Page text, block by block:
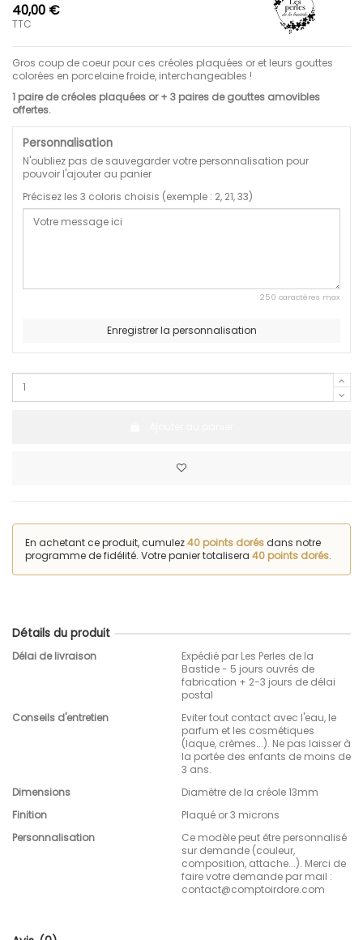
40,00 €
TTC
Gros coup de coeur pour ces créoles plaquées or et leurs gouttes
colorées en porcelaine froide, interchangeables !
1 paire de créoles plaquées or + 3 paires de gouttes amovibles
offertes.
Personnalisation
N'oubliez pas de sauvegarder votre personnalisation pour
pouvoir l'ajouter au panier
Précisez les 3 coloris choisis (exemple : 2, 21, 33)
250 caractères max
Enregistrer la personnalisation
En achetant ce produit, cumulez40 points dorésdans notre
programme de fidélité. Votre panier totalisera 40 points dorés.
Détails du produit
Délai de livraison
Expédié par Les Perles de la
Bastide - 5 jours ouvrés de
fabrication + 2-3 jours de délai
postal
Conseils d'entretien
Eviter tout contact avec l'eau, le
parfum et les cosmétiques
(laque, crèmes...). Ne pas laisser à
la portée des enfants de moins de
3 ans.
Dimensions
Diamètre de la créole 13mm
Finition
Plaqué or 3 microns
Personnalisation
Ce modèle peut être personnalisé
sur demande (couleur,
composition, attache...). Merci de
faire votre demande par mail :
contact@comptoirdore.com